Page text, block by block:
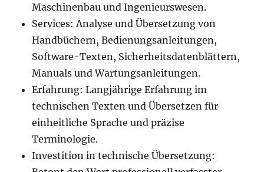
Maschinenbau und Ingenieurswesen.
Services: Analyse und Übersetzung von
Handbüchern, Bedienungsanleitungen,
Software-Texten, Sicherheitsdatenblättern,
Manuals und Wartungsanleitungen.
Erfahrung: Langjährige Erfahrung im
technischen Texten und Übersetzen für
einheitliche Sprache und präzise
Terminologie.
Investition in technische Übersetzung: